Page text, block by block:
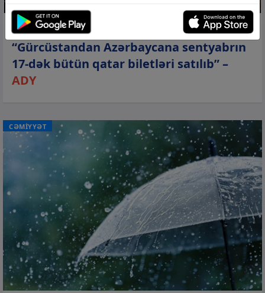
06 avq 2026, 10:27
“Gürcüstandan Azərbaycana sentyabrın
17-dək bütün qatar biletləri satılıb” –
ADY
CƏMİYYƏT